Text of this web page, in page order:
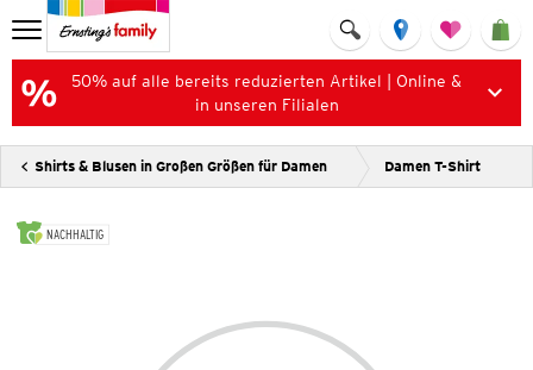
50% auf alle bereits reduzierten Artikel | Online &
in unseren Filialen
Shirts & Blusen in Großen Größen für Damen Damen T-Shirt
NACHHALTIG